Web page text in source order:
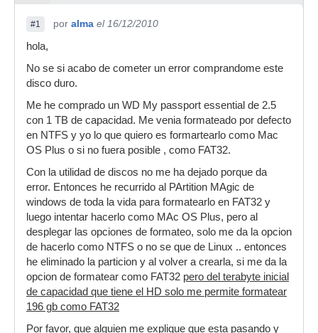
#1 por alma el 16/12/2010
hola,
No se si acabo de cometer un error comprandome este
disco duro.
Me he comprado un WD My passport essential de 2.5
con 1 TB de capacidad. Me venia formateado por defecto
en NTFS y yo lo que quiero es formartearlo como Mac
OS Plus o si no fuera posible , como FAT32.
Con la utilidad de discos no me ha dejado porque da
error. Entonces he recurrido al PArtition MAgic de
windows de toda la vida para formatearlo en FAT32 y
luego intentar hacerlo como MAc OS Plus, pero al
desplegar las opciones de formateo, solo me da la opcion
de hacerlo como NTFS o no se que de Linux .. entonces
he eliminado la particion y al volver a crearla, si me da la
opcion de formatear como FAT32 pero del terabyte inicial
de capacidad que tiene el HD solo me permite formatear
196 gb como FAT32
Por favor, que alguien me explique que esta pasando y